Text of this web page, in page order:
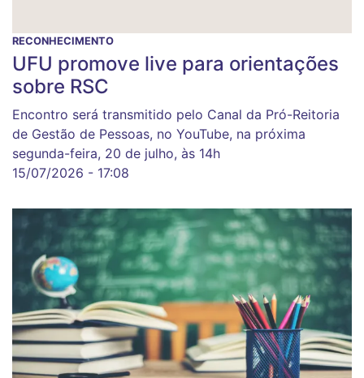
RECONHECIMENTO
UFU promove live para orientações
sobre RSC
Encontro será transmitido pelo Canal da Pró-Reitoria
de Gestão de Pessoas, no YouTube, na próxima
segunda-feira, 20 de julho, às 14h
15/07/2026 - 17:08